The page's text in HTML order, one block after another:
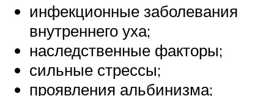
инфекционные заболевания
внутреннего уха;
наследственные факторы;
сильные стрессы;
проявления альбинизма;